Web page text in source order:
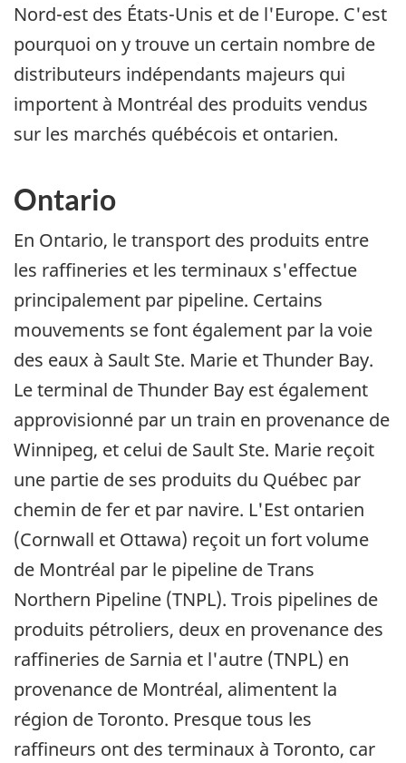
Nord-est des États-Unis et de l'Europe. C'est
pourquoi on y trouve un certain nombre de
distributeurs indépendants majeurs qui
importent à Montréal des produits vendus
sur les marchés québécois et ontarien.
Ontario
En Ontario, le transport des produits entre
les raffineries et les terminaux s'effectue
principalement par pipeline. Certains
mouvements se font également par la voie
des eaux à Sault Ste. Marie et Thunder Bay.
Le terminal de Thunder Bay est également
approvisionné par un train en provenance de
Winnipeg, et celui de Sault Ste. Marie reçoit
une partie de ses produits du Québec par
chemin de fer et par navire. L'Est ontarien
(Cornwall et Ottawa) reçoit un fort volume
de Montréal par le pipeline de Trans
Northern Pipeline (TNPL). Trois pipelines de
produits pétroliers, deux en provenance des
raffineries de Sarnia et l'autre (TNPL) en
provenance de Montréal, alimentent la
région de Toronto. Presque tous les
raffineurs ont des terminaux à Toronto, car